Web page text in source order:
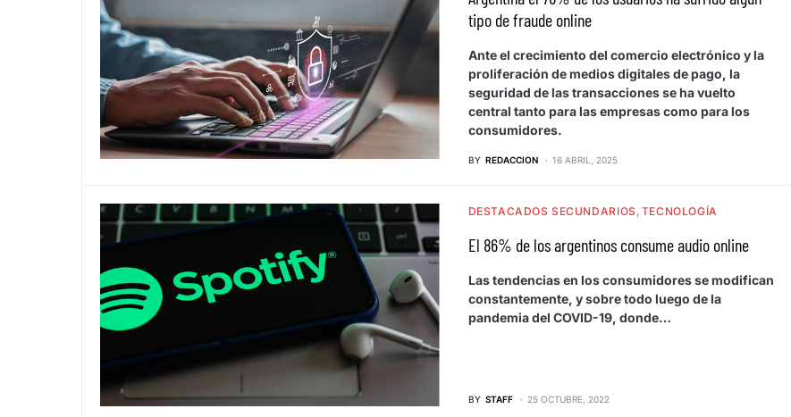
tipo de fraude online
Ante el crecimiento del comercio electrónico y la
proliferación de medios digitales de pago, la
seguridad de las transacciones se ha vuelto
central tanto para las empresas como para los
consumidores.
BY REDACCION 16 ABRIL, 2025
DESTACADOS SECUNDARIOS TECNOLOGÍA
El 86% de los argentinos consume audio online
Las tendencias en los consumidores se modifican
constantemente, y sobre todo luego de la
pandemia del COVID-19, donde…
BY STAFF 25 OCTUBRE, 2022